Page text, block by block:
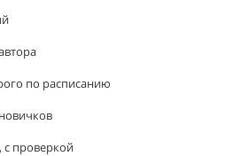
по расписанию
с проверкой